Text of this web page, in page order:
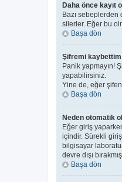
Daha önce kayıt
Bazı sebeplerden
silerler. Eğer bu
Başa dön
Şifremi
Panik yapmayın!
yapabilirsiniz.
Yine de, eğer
Başa dön
Neden otomatik
Eğer giriş
içindir. Sürekli
bilgisayar
devre dışı
Başa dön